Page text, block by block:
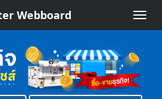
Toggle
Webboard